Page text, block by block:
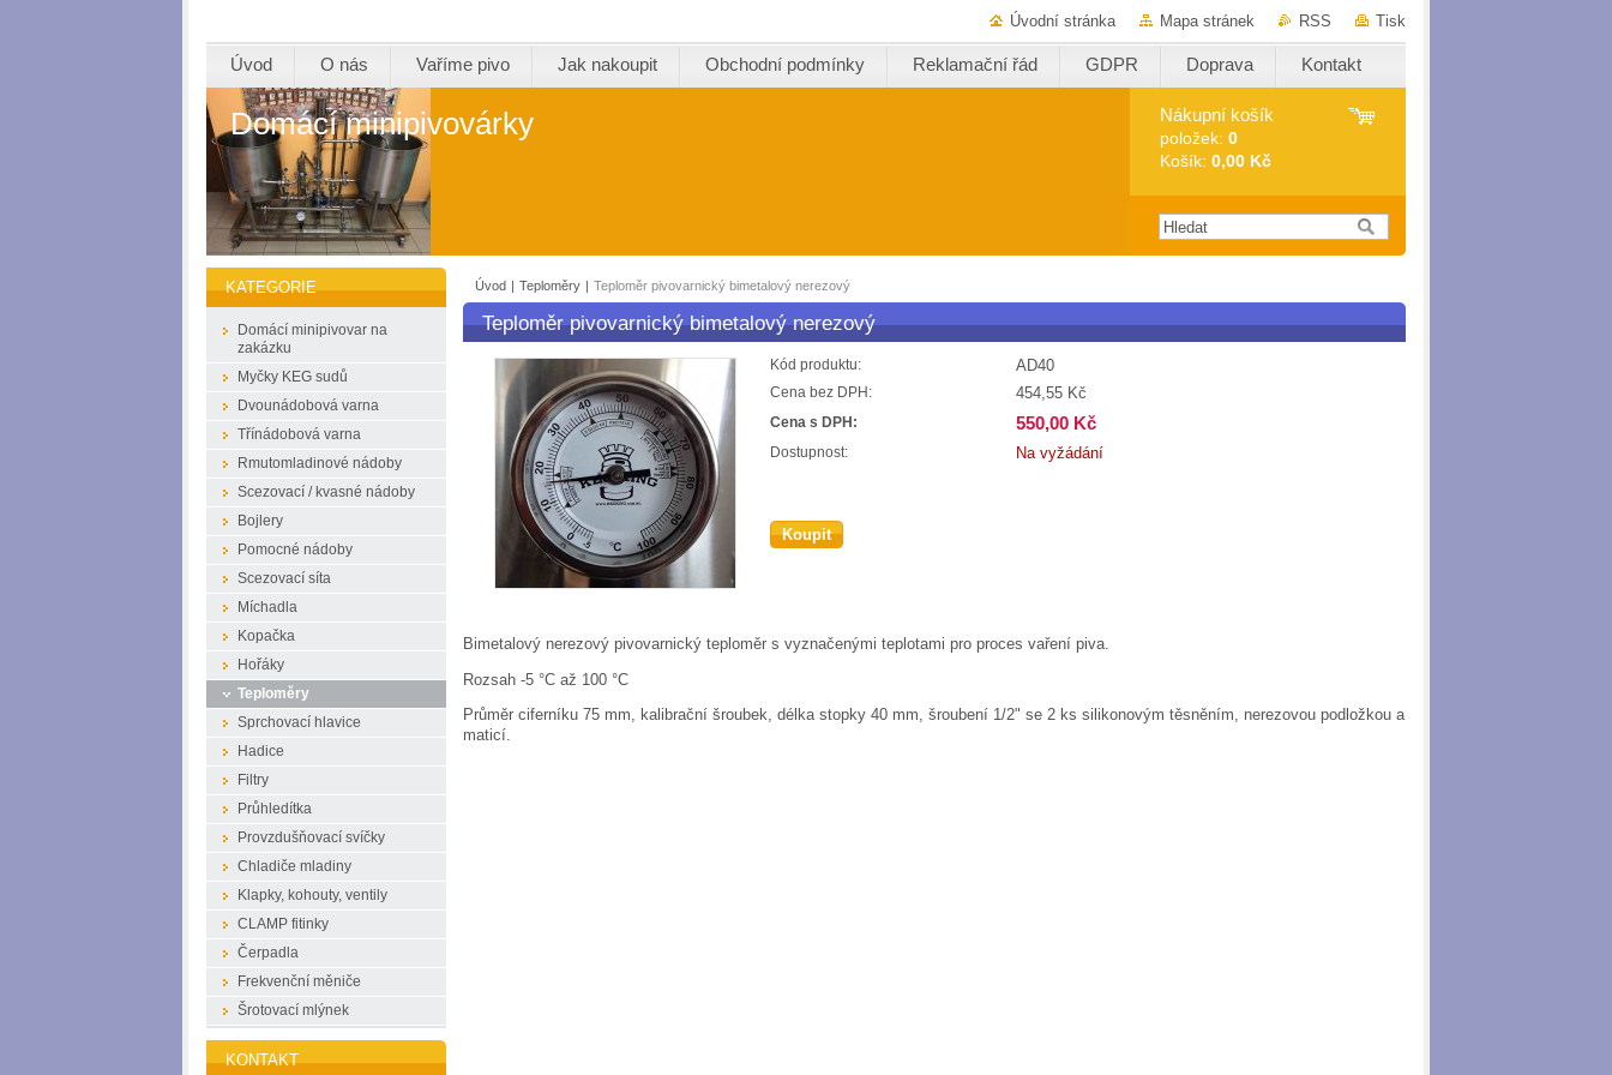
Úvodní stránka Mapa stránek RSS Tisk
Úvod O nás Vaříme pivo Jak nakoupit Obchodní podmínky Reklamační řád GDPR Doprava Kontakt
Domácí minipivovárky Nákupní košík
položek: 0
Košík: 0,00 Kč
Úvod | Teploměry | Teploměr pivovarnický bimetalový nerezový
Teploměr pivovarnický bimetalový nerezový
Kód produktu: AD40
Cena bez DPH: 454,55 Kč
Cena s DPH: 550,00 Kč
Dostupnost: Na vyžádání
Koupit
Bimetalový nerezový pivovarnický teploměr s vyznačenými teplotami pro proces vaření piva.
Rozsah -5 °C až 100 °C
Průměr ciferníku 75 mm, kalibrační šroubek, délka stopky 40 mm, šroubení 1/2" se 2 ks silikonovým těsněním, nerezovou podložkou a
maticí.
KATEGORIE
Domácí minipivovar na
zakázku
Myčky KEG sudů
Dvounádobová varna
Třínádobová varna
Rmutomladinové nádoby
Scezovací / kvasné nádoby
Bojlery
Pomocné nádoby
Scezovací síta
Míchadla
Kopačka
Hořáky
Teploměry
Sprchovací hlavice
Hadice
Filtry
Průhledítka
Provzdušňovací svíčky
Chladiče mladiny
Klapky, kohouty, ventily
CLAMP fitinky
Čerpadla
Frekvenční měniče
Šrotovací mlýnek
KONTAKT